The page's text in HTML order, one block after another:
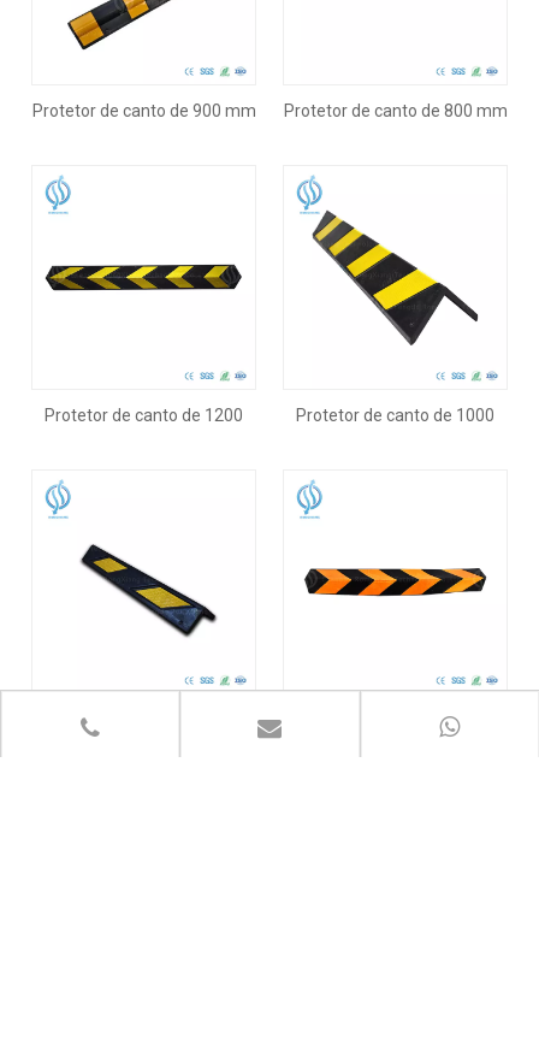
Protetor de canto de 900 mm Protetor de canto de 800 mm
Protetor de canto de 1200
Protetor de canto de 1000
Guarda de canto de 600 mm Protetor de canto de 800 mm